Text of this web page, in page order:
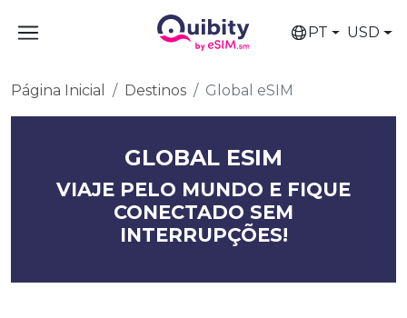
PT USD
Página Inicial Destinos Global eSIM
GLOBAL ESIM
VIAJE PELO MUNDO E FIQUE
CONECTADO SEM
INTERRUPÇÕES!